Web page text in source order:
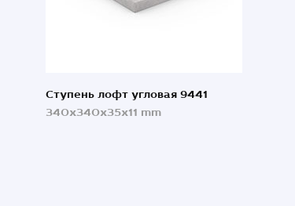
Ступень лофт угловая 9441
340x340x35x11 mm